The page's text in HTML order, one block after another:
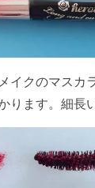
イクのマスカ
ります。細長